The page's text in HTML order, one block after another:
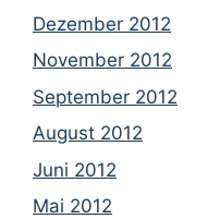
Dezember 2012
November 2012
September 2012
August 2012
Juni 2012
Mai 2012